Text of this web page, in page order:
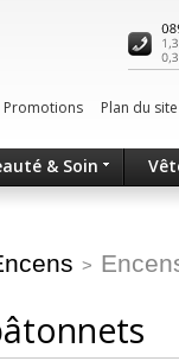
Promotions Plan du site
& Soin
>